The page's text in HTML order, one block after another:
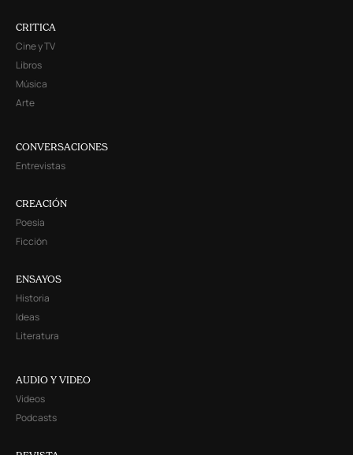
CRITICA
Cine y TV
Libros
Música
Arte
CONVERSACIONES
Entrevistas
CREACIÓN
Poesía
Ficción
ENSAYOS
Historia
Ideas
Literatura
AUDIO Y VIDEO
Videos
Podcasts